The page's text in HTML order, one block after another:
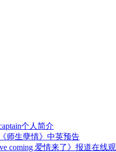
个人简介
师生孽情》中英预告
coming 爱情来了》报道在线